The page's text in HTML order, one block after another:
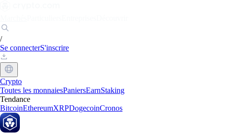
/
Se connecterS'inscrire
Crypto
Toutes les monnaiesPaniersEarnStaking
Tendance
BitcoinEthereumXRPDogecoinCronos